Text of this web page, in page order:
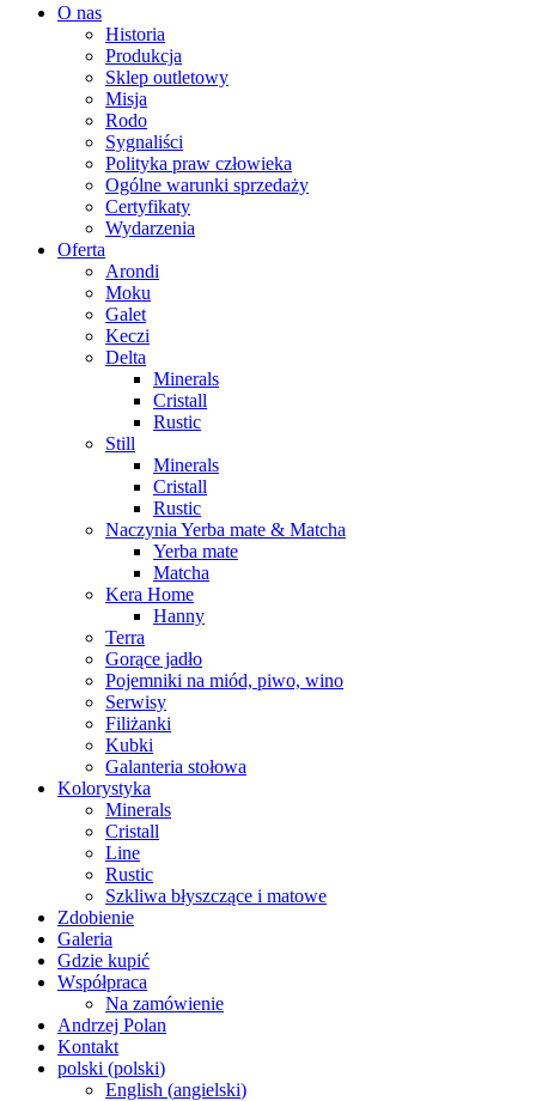
O nas
Historia
Produkcja
Sklep outletowy
Misja
Rodo
Sygnaliści
Polityka praw człowieka
Ogólne warunki sprzedaży
Certyfikaty
Wydarzenia
Oferta
Arondi
Moku
Galet
Keczi
Delta
Minerals
Cristall
Rustic
Still
Minerals
Cristall
Rustic
Naczynia Yerba mate & Matcha
Yerba mate
Matcha
Kera Home
Hanny
Terra
Gorące jadło
Pojemniki na miód, piwo, wino
Serwisy
Filiżanki
Kubki
Galanteria stołowa
Kolorystyka
Minerals
Cristall
Line
Rustic
Szkliwa błyszczące i matowe
Zdobienie
Galeria
Gdzie kupić
Współpraca
Na zamówienie
Andrzej Polan
Kontakt
polski (polski)
English (angielski)